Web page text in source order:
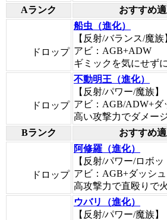
Aランク
おすすめ
ドロップ
船虫（進化）
【反射/バランス/魔族
アビ：AGB+ADW
ギミックを気にせず
ドロップ
不動明王（進化）
【反射/パワー/魔族】
アビ：AGB/ADW+ダ
高い攻撃力でダメー
Bランク
おすすめ
ドロップ
阿修羅（進化）
【反射/パワー/ロボッ
アビ：AGB+ダッシュ
高攻撃力で直殴りで
ウバリ（進化）
【反射/パワー/魔族】